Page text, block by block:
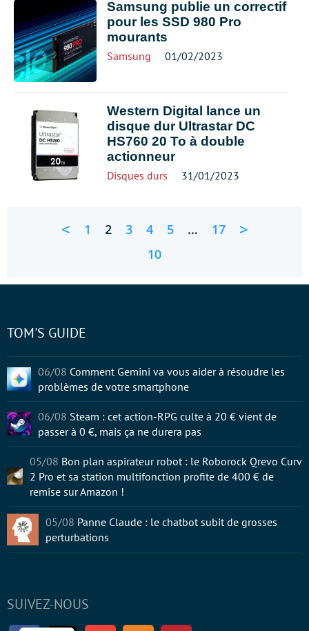
Samsung publie un correctif
pour les SSD 980 Pro
mourants
Samsung 01/02/2023
Western Digital lance un
disque dur Ultrastar DC
HS760 20 To à double
actionneur
Disques durs 31/01/2023
< 1 2 3 4 5 … 17 >
10
SUIVEZ-NOUS
TOM'S GUIDE
06/08 Comment Gemini va vous aider à résoudre les
problèmes de votre smartphone
06/08 Steam : cet action-RPG culte à 20 € vient de
passer à 0 €, mais ça ne durera pas
05/08 Bon plan aspirateur robot : le Roborock Qrevo Curv
2 Pro et sa station multifonction profite de 400 € de
remise sur Amazon !
05/08 Panne Claude : le chatbot subit de grosses
perturbations